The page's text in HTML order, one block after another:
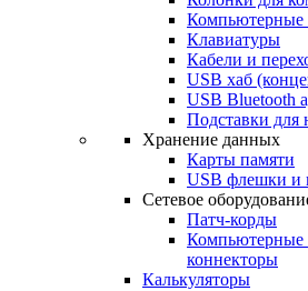
Клавиатуры
Кабели и
USB хаб
USB Bluetooth
Подставки для
Хранение данных
Карты памяти
USB флешки и
Сетевое
Патч-корды
Компьютерные
коннекторы
Калькуляторы